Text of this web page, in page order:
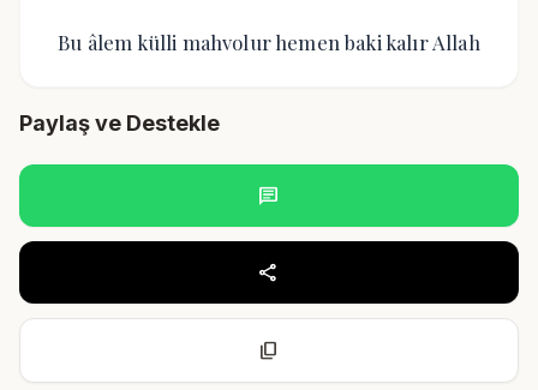
Bu âlem külli mahvolur hemen baki kalır Allah
Paylaş ve Destekle
chat
share
content_copy